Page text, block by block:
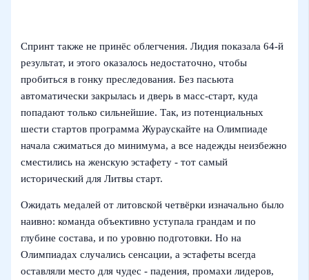
Спринт также не принёс облегчения. Лидия показала 64-й
результат, и этого оказалось недостаточно, чтобы
пробиться в гонку преследования. Без пасьюта
автоматически закрылась и дверь в масс-старт, куда
попадают только сильнейшие. Так, из потенциальных
шести стартов программа Жураускайте на Олимпиаде
начала сжиматься до минимума, а все надежды неизбежно
сместились на женскую эстафету - тот самый
исторический для Литвы старт.
Ожидать медалей от литовской четвёрки изначально было
наивно: команда объективно уступала грандам и по
глубине состава, и по уровню подготовки. Но на
Олимпиадах случались сенсации, а эстафеты всегда
оставляли место для чудес - падения, промахи лидеров,